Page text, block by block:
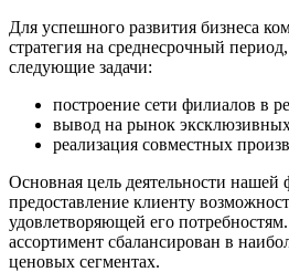
Для успешного развития бизнеса
стратегия на среднесрочный
следующие задачи:
построение сети филиалов в
вывод на рынок
реализация совместных
Основная цель деятельности нашей
предоставление клиенту
удовлетворяющей его
ассортимент сбалансирован в
ценовых сегментах.